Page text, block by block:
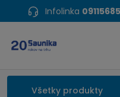
Infolinka
Všetky produkty